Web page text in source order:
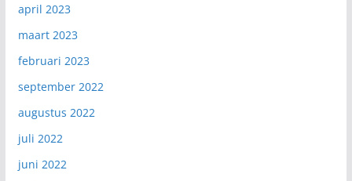
april 2023
maart 2023
februari 2023
september 2022
augustus 2022
juli 2022
juni 2022